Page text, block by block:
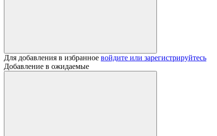
Для добавления в избранное войдите или зарегистрируйтесь
Добавление в ожидаемые